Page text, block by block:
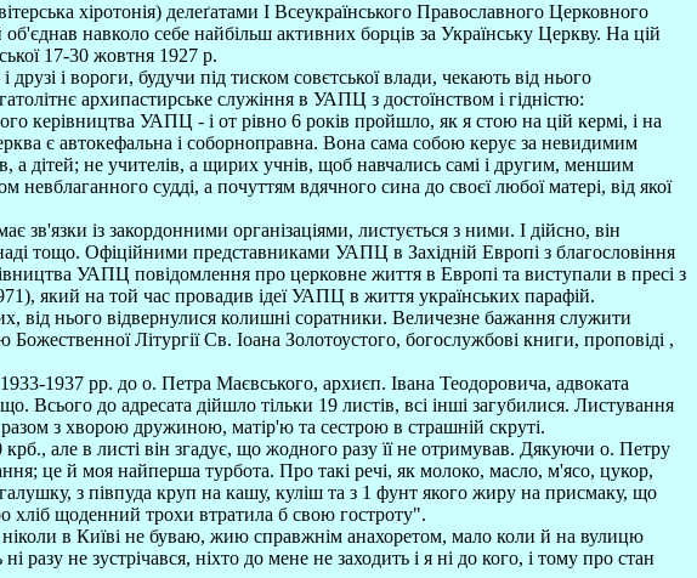
хіротонія) делеґатами І Всеукраїнського Православного Церковного
навколо себе найбільш активних борців за Українську Церкву. На цій
17-30 жовтня 1927 р.
і вороги, будучи під тиском совєтської влади, чекають від нього
архипастирське служіння в УАПЦ з достоїнством і гідністю:
УАПЦ - і от рівно 6 років пройшло, як я стою на цій кермі, і на
є автокефальна і соборноправна. Вона сама собою керує за невидимим
а дітей; не учителів, а щирих учнів, щоб навчались самі і другим, меншим
судді, а почуттям вдячного сина до своєї любої матері, від якої
із закордонними організаціями, листується з ними. І дійсно, він
тощо. Офіційними представниками УАПЦ в Західній Европі з благословіння
УАПЦ повідомлення про церковне життя в Европі та виступали в пресі з
який на той час провадив ідеї УАПЦ в життя українських парафій.
від нього відвернулися колишні соратники. Величезне бажання служити
Літургії Св. Іоана Золотоустого, богослужбові книги, проповіді ,
1937 рр. до о. Петра Маєвського, архиєп. Івана Теодоровича, адвоката
Всього до адресата дійшло тільки 19 листів, всі інші загубилися. Листування
з хворою дружиною, матір'ю та сестрою в страшній скруті.
але в листі він згадує, що жодного разу її не отримував. Дякуючи о. Петру
це й моя найперша турбота. Про такі речі, як молоко, масло, м'ясо, цукор,
з півпуда круп на кашу, куліш та з 1 фунт якого жиру на присмаку, що
хліб щоденний трохи втратила б свою гостроту".
в Київі не буваю, жию справжнім анахоретом, мало коли й на вулицю
не зустрічався, ніхто до мене не заходить і я ні до кого, і тому про стан